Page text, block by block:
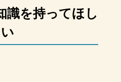
識を持ってほし
い